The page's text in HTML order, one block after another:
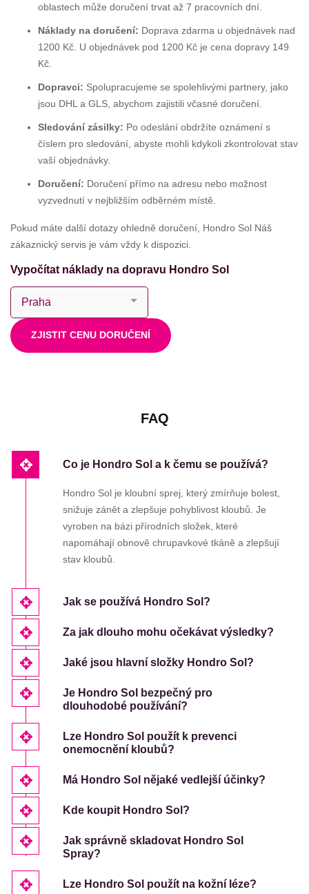
oblastech může doručení trvat až 7 pracovních dní.
Náklady na doručení: Doprava zdarma u objednávek nad
1200 Kč. U objednávek pod 1200 Kč je cena dopravy 149
Kč.
Dopravci: Spolupracujeme se spolehlivými partnery, jako
jsou DHL a GLS, abychom zajistili včasné doručení.
Sledování zásilky: Po odeslání obdržíte oznámení s
číslem pro sledování, abyste mohli kdykoli zkontrolovat stav
vaší objednávky.
Doručení: Doručení přímo na adresu nebo možnost
vyzvednutí v nejbližším odběrném místě.
Pokud máte další dotazy ohledně doručení, Hondro Sol Náš
zákaznický servis je vám vždy k dispozici.
Vypočítat náklady na dopravu Hondro Sol
ZJISTIT CENU DORUČENÍ
FAQ
Co je Hondro Sol a k čemu se používá?
Hondro Sol je kloubní sprej, který zmírňuje bolest,
snižuje zánět a zlepšuje pohyblivost kloubů. Je
vyroben na bázi přírodních složek, které
napomáhají obnově chrupavkové tkáně a zlepšují
stav kloubů.
Jak se používá Hondro Sol?
Za jak dlouho mohu očekávat výsledky?
Jaké jsou hlavní složky Hondro Sol?
Je Hondro Sol bezpečný pro
dlouhodobé používání?
Lze Hondro Sol použít k prevenci
onemocnění kloubů?
Má Hondro Sol nějaké vedlejší účinky?
Kde koupit Hondro Sol?
Jak správně skladovat Hondro Sol
Spray?
Lze Hondro Sol použít na kožní léze?